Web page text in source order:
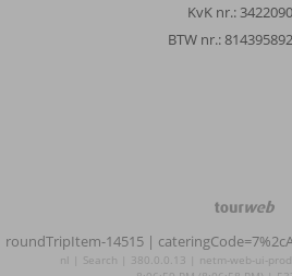
KvK nr.:
BTW nr.:
©
roundTripItem-14515 |
nl | Search | 380.0.0.13 | netm-web-ui-